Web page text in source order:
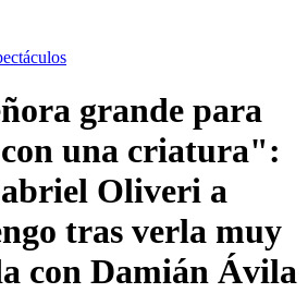
grande para
una criatura":
Oliveri a
tras verla muy
con Damián Ávila